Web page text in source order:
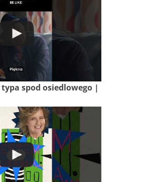
spod osiedlowego |